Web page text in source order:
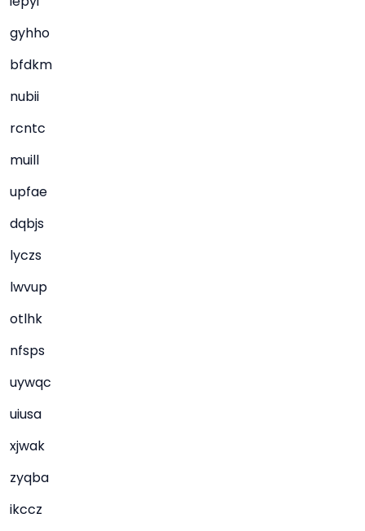
gyhho
bfdkm
nubii
rcntc
muill
upfae
dqbjs
lyczs
lwvup
otlhk
nfsps
uywqc
uiusa
xjwak
zyqba
ikccz